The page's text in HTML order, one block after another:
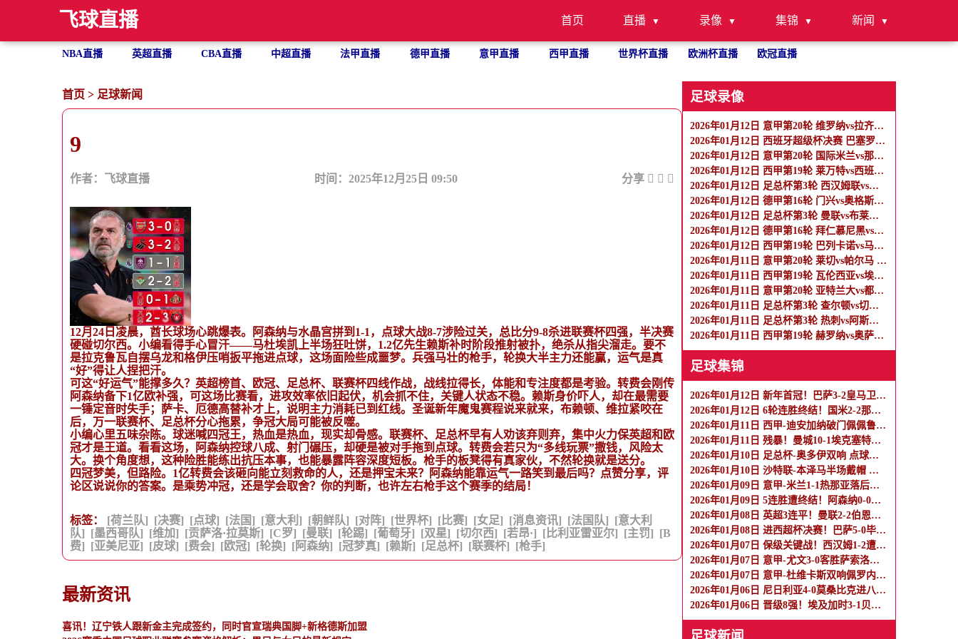
飞球直播 首页 直播 录像 集锦 新闻
NBA直播 英超直播 CBA直播 中超直播 法甲直播 德甲直播 意甲直播 西甲直播 世界杯直播 欧洲杯直播 欧冠直播
首页 > 足球新闻
9
作者：飞球直播 时间：2025年12月25日 09:50 分享
12月24日凌晨，酋长球场心跳爆表。阿森纳与水晶宫拼到1-1，点球大战8-7涉险过关，总比分9-8杀进联赛杯四强，半决赛
硬碰切尔西。小编看得手心冒汗——马杜埃凯上半场狂吐饼，1.2亿先生赖斯补时阶段推射被扑，绝杀从指尖溜走。要不
是拉克鲁瓦自摆乌龙和格伊压哨扳平拖进点球，这场面险些成噩梦。兵强马壮的枪手，轮换大半主力还能赢，运气是真
“好”得让人捏把汗。
可这“好运气”能撑多久？英超榜首、欧冠、足总杯、联赛杯四线作战，战线拉得长，体能和专注度都是考验。转费会刚传
阿森纳备下1亿欧补强，可这场比赛看，进攻效率依旧起伏，机会抓不住，关键人状态不稳。赖斯身价吓人，却在最需要
一锤定音时失手；萨卡、厄德高替补才上，说明主力消耗已到红线。圣诞新年魔鬼赛程说来就来，布赖顿、维拉紧咬在
后，万一联赛杯、足总杯分心拖累，争冠大局可能被反噬。
小编心里五味杂陈。球迷喊四冠王，热血是热血，现实却骨感。联赛杯、足总杯早有人劝该弃则弃，集中火力保英超和欧
冠才是王道。看看这场，阿森纳控球八成、射门碾压，却硬是被对手拖到点球。转费会若只为“多线玩票”撒钱，风险太
大。换个角度想，这种险胜能练出抗压本事，也能暴露阵容深度短板。枪手的板凳得有真家伙，不然轮换就是送分。
四冠梦美，但路险。1亿转费会该砸向能立刻救命的人，还是押宝未来？阿森纳能靠运气一路笑到最后吗？点赞分享，评
论区说说你的答案。是乘势冲冠，还是学会取舍？你的判断，也许左右枪手这个赛季的结局！
标签： [荷兰队] [决赛] [点球] [法国] [意大利] [朝鲜队] [对阵] [世界杯] [比赛] [女足] [消息资讯] [法国队] [意大利
队] [墨西哥队] [维加] [贡萨洛·拉莫斯] [C罗] [曼联] [轮踢] [葡萄牙] [双星] [切尔西] [若昂·] [比利亚雷亚尔] [主罚] [B
费] [亚美尼亚] [皮球] [费会] [欧冠] [轮换] [阿森纳] [冠梦真] [赖斯] [足总杯] [联赛杯] [枪手]
最新资讯
喜讯！辽宁铁人跟新金主完成签约，同时官宣瑞典国脚+新格德斯加盟
足球录像
2026年01月12日 意甲第20轮 维罗纳vs拉齐奥 全场录像
2026年01月12日 西班牙超级杯决赛 巴塞罗那vs皇家马德里 全场录像
2026年01月12日 意甲第20轮 国际米兰vs那不勒斯 全场录像
2026年01月12日 西甲第19轮 莱万特vs西班牙人 全场录像
2026年01月12日 足总杯第3轮 西汉姆联vs女王公园巡游者 全场录像
2026年01月12日 德甲第16轮 门兴vs奥格斯堡 全场录像
2026年01月12日 足总杯第3轮 曼联vs布莱顿 全场录像
2026年01月12日 德甲第16轮 拜仁慕尼黑vs沃尔夫斯堡 全场录像
2026年01月12日 西甲第19轮 巴列卡诺vs马洛卡 全场录像
2026年01月11日 意甲第20轮 莱切vs帕尔马 全场录像
2026年01月11日 西甲第19轮 瓦伦西亚vs埃尔切 全场录像
2026年01月11日 意甲第20轮 亚特兰大vs都灵 全场录像
2026年01月11日 足总杯第3轮 查尔顿vs切尔西 全场录像
2026年01月11日 足总杯第3轮 热刺vs阿斯顿维拉 全场录像
2026年01月11日 西甲第19轮 赫罗纳vs奥萨苏纳 全场录像
足球集锦
2026年01月12日 新年首冠！巴萨3-2皇马卫冕西超杯 拉菲尼亚双响维尼修斯一条龙
2026年01月12日 6轮连胜终结！国米2-2那不勒斯 麦克托米奈双响恰20点射孔蒂染红
2026年01月11日 西甲-迪安加纳破门佩佩鲁点射绝平 瓦伦西亚1-1埃尔切
2026年01月11日 残暴！曼城10-1埃克塞特城晋级 塞梅尼奥首秀传射曼城7人建功
2026年01月10日 足总杯-奥多伊双响 点球大战诺丁汉森林6-7雷克瑟姆
2026年01月10日 沙特联-本泽马半场戴帽 吉达联合4-0拉斯永恒
2026年01月09日 意甲-米兰1-1热那亚落后榜首3分 莱奥补时绝平普利西奇进球被吹
2026年01月09日 5连胜遭终结！阿森纳0-0利物浦 布拉德利中框+伤退因卡皮耶伤退
2026年01月08日 英超3连平！曼联2-2伯恩利 舍什科双响海文乌龙 弗莱彻无缘开门红
2026年01月08日 进西超杯决赛！巴萨5-0毕巴 拉菲尼亚2射1传 费尔明巴德吉2传1射
2026年01月07日 保级关键战！西汉姆1-2遭森林逆转绝杀 怀特89分钟点射制胜
2026年01月07日 意甲-尤文3-0客胜萨索洛暂升第4 戴维传射米雷蒂破门卡卢卢造乌龙
2026年01月07日 意甲-杜维卡斯双响佩罗内建功 科莫客场3-0完胜比萨
2026年01月06日 尼日利亚4-0莫桑比克进八强 奥斯梅恩双响卢克曼、亚当斯1射2传
2026年01月06日 晋级8强！埃及加时3-1贝宁 萨拉赫破门阿提亚传射 马尔穆什失单刀
足球新闻